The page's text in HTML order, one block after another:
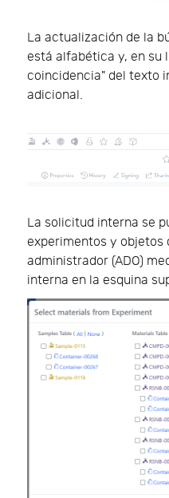
La actualización de la
está alfabética y, en su
coincidencia" del texto
adicional.
La solicitud interna se
experimentos y objetos
administrador (ADO)
interna en la esquina